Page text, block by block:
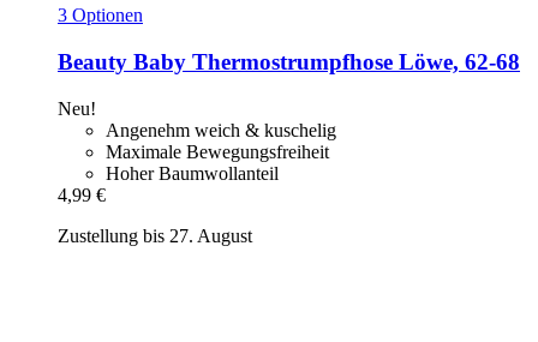
3 Optionen
Beauty Baby Thermostrumpfhose Löwe, 62-​68
Neu!
Angenehm weich & kuschelig
Maximale Bewegungsfreiheit
Hoher Baumwollanteil
4,99 €
Zustellung bis 27. August